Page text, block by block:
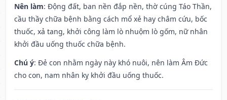
Nên làm: Động đất, ban nền đắp nền, thờ cúng Táo Thần,
cầu thầy chữa bệnh bằng cách mổ xẻ hay châm cứu, bốc
thuốc, xả tang, khởi công làm lò nhuộm lò gốm, nữ nhân
khởi đầu uống thuốc chữa bệnh.
Chú ý: Đẻ con nhằm ngày này khó nuôi, nên làm Âm Đức
cho con, nam nhân kỵ khởi đầu uống thuốc.